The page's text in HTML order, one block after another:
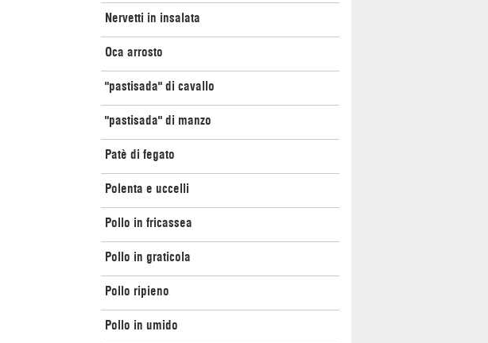
Nervetti in insalata
Oca arrosto
"pastisada" di cavallo
"pastisada" di manzo
Patè di fegato
Polenta e uccelli
Pollo in fricassea
Pollo in graticola
Pollo ripieno
Pollo in umido